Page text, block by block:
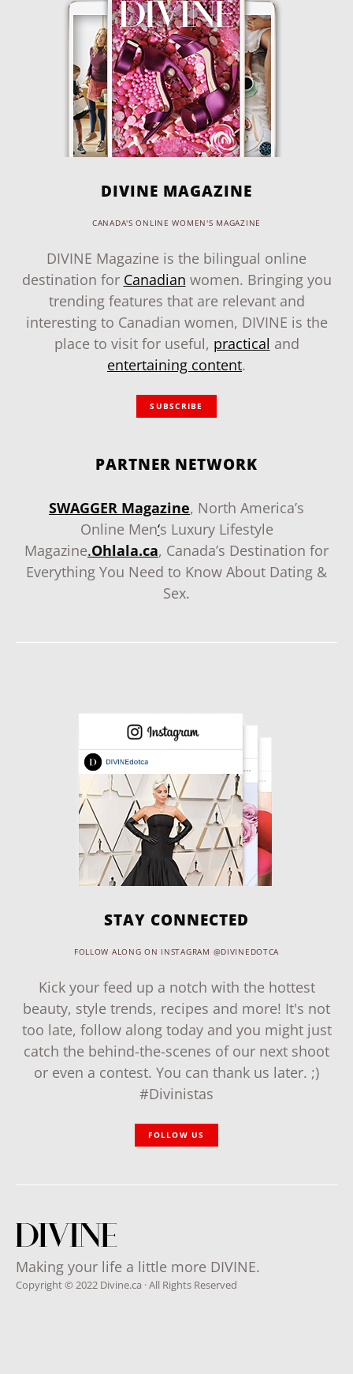
DIVINE MAGAZINE
CANADA'S ONLINE WOMEN'S MAGAZINE
DIVINE Magazine is the bilingual online
destination for Canadian women. Bringing you
trending features that are relevant and
interesting to Canadian women, DIVINE is the
place to visit for useful, practical and
entertaining content.
SUBSCRIBE
PARTNER NETWORK
SWAGGER Magazine, North America’s
Online Men‘s Luxury Lifestyle
Magazine.Ohlala.ca, Canada’s Destination for
Everything You Need to Know About Dating &
Sex.
STAY CONNECTED
FOLLOW ALONG ON INSTAGRAM @DIVINEDOTCA
Kick your feed up a notch with the hottest
beauty, style trends, recipes and more! It's not
too late, follow along today and you might just
catch the behind-the-scenes of our next shoot
or even a contest. You can thank us later. ;)
#Divinistas
FOLLOW US
Making your life a little more DIVINE.
Copyright © 2022 Divine.ca · All Rights Reserved